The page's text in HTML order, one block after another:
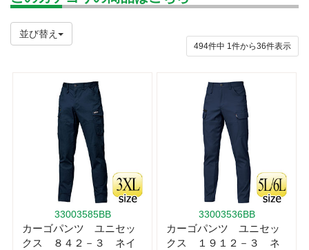
並び替え
494件中 1 件から36件表示
33003585BB
カーゴパンツ ユニセッ
クス ８４２－３ ネイ
33003536BB
カーゴパンツ ユニセッ
クス １９１２－３ ネ